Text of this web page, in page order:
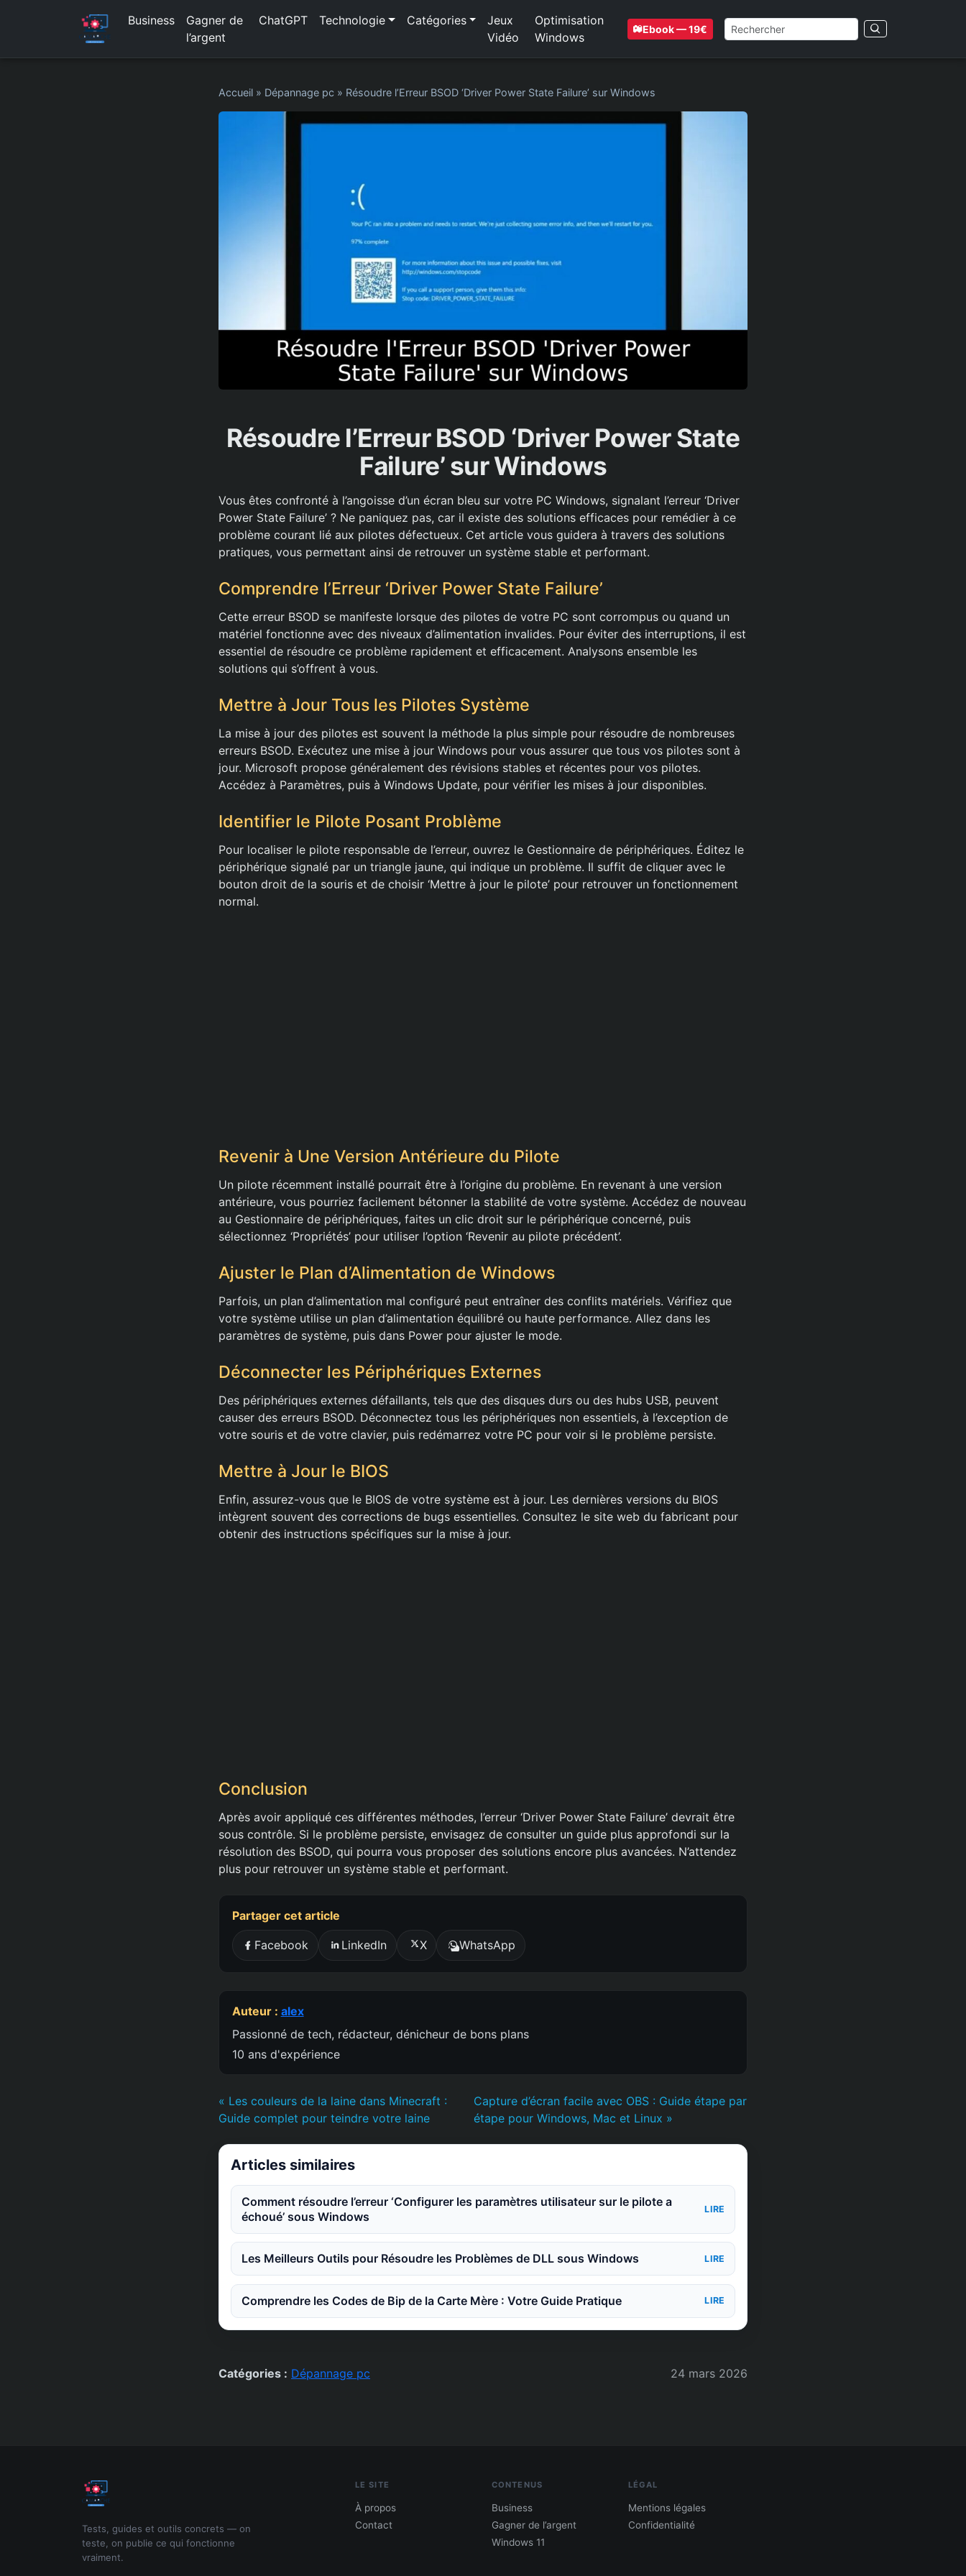
Business
Gagner de
l’argent
ChatGPT Technologie Catégories
Jeux
Vidéo
Optimisation
Windows
Ebook — 19€
Accueil » Dépannage pc » Résoudre l’Erreur BSOD ‘Driver Power State Failure’ sur Windows
Résoudre l’Erreur BSOD ‘Driver Power State
Failure’ sur Windows
Vous êtes confronté à l’angoisse d’un écran bleu sur votre PC Windows, signalant l’erreur ‘Driver
Power State Failure’ ? Ne paniquez pas, car il existe des solutions efficaces pour remédier à ce
problème courant lié aux pilotes défectueux. Cet article vous guidera à travers des solutions
pratiques, vous permettant ainsi de retrouver un système stable et performant.
Comprendre l’Erreur ‘Driver Power State Failure’
Cette erreur BSOD se manifeste lorsque des pilotes de votre PC sont corrompus ou quand un
matériel fonctionne avec des niveaux d’alimentation invalides. Pour éviter des interruptions, il est
essentiel de résoudre ce problème rapidement et efficacement. Analysons ensemble les
solutions qui s’offrent à vous.
Mettre à Jour Tous les Pilotes Système
La mise à jour des pilotes est souvent la méthode la plus simple pour résoudre de nombreuses
erreurs BSOD. Exécutez une mise à jour Windows pour vous assurer que tous vos pilotes sont à
jour. Microsoft propose généralement des révisions stables et récentes pour vos pilotes.
Accédez à Paramètres, puis à Windows Update, pour vérifier les mises à jour disponibles.
Identifier le Pilote Posant Problème
Pour localiser le pilote responsable de l’erreur, ouvrez le Gestionnaire de périphériques. Éditez le
périphérique signalé par un triangle jaune, qui indique un problème. Il suffit de cliquer avec le
bouton droit de la souris et de choisir ‘Mettre à jour le pilote’ pour retrouver un fonctionnement
normal.
Revenir à Une Version Antérieure du Pilote
Un pilote récemment installé pourrait être à l’origine du problème. En revenant à une version
antérieure, vous pourriez facilement bétonner la stabilité de votre système. Accédez de nouveau
au Gestionnaire de périphériques, faites un clic droit sur le périphérique concerné, puis
sélectionnez ‘Propriétés’ pour utiliser l’option ‘Revenir au pilote précédent’.
Ajuster le Plan d’Alimentation de Windows
Parfois, un plan d’alimentation mal configuré peut entraîner des conflits matériels. Vérifiez que
votre système utilise un plan d’alimentation équilibré ou haute performance. Allez dans les
paramètres de système, puis dans Power pour ajuster le mode.
Déconnecter les Périphériques Externes
Des périphériques externes défaillants, tels que des disques durs ou des hubs USB, peuvent
causer des erreurs BSOD. Déconnectez tous les périphériques non essentiels, à l’exception de
votre souris et de votre clavier, puis redémarrez votre PC pour voir si le problème persiste.
Mettre à Jour le BIOS
Enfin, assurez-vous que le BIOS de votre système est à jour. Les dernières versions du BIOS
intègrent souvent des corrections de bugs essentielles. Consultez le site web du fabricant pour
obtenir des instructions spécifiques sur la mise à jour.
Conclusion
Après avoir appliqué ces différentes méthodes, l’erreur ‘Driver Power State Failure’ devrait être
sous contrôle. Si le problème persiste, envisagez de consulter un guide plus approfondi sur la
résolution des BSOD, qui pourra vous proposer des solutions encore plus avancées. N’attendez
plus pour retrouver un système stable et performant.
Partager cet article
Facebook LinkedIn X WhatsApp
Auteur : alex
Passionné de tech, rédacteur, dénicheur de bons plans
10 ans d'expérience
« Les couleurs de la laine dans Minecraft :
Guide complet pour teindre votre laine
Capture d’écran facile avec OBS : Guide étape par
étape pour Windows, Mac et Linux »
Articles similaires
Comment résoudre l’erreur ‘Configurer les paramètres utilisateur sur le pilote a
échoué’ sous Windows
LIRE
Les Meilleurs Outils pour Résoudre les Problèmes de DLL sous Windows LIRE
Comprendre les Codes de Bip de la Carte Mère : Votre Guide Pratique LIRE
Catégories : Dépannage pc 24 mars 2026
Tests, guides et outils concrets — on
teste, on publie ce qui fonctionne
vraiment.
LE SITE
À propos
Contact
CONTENUS
Business
Gagner de l’argent
Windows 11
LÉGAL
Mentions légales
Confidentialité